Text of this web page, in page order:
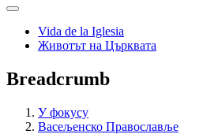
Vida de la Iglesia
Животът на Църквата
Breadcrumb
У фокусу
Васељенско Православље